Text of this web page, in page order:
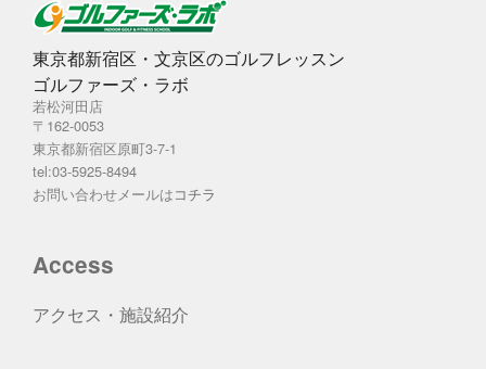
東京都新宿区・文京区のゴルフレッスン
ゴルファーズ・ラボ
若松河田店
〒162-0053
東京都新宿区原町3-7-1
tel:03-5925-8494
お問い合わせメールはコチラ
Access
アクセス・施設紹介